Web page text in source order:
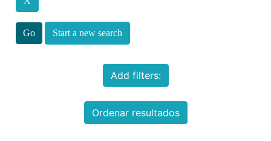
Start a new search
Add filters:
Ordenar resultados